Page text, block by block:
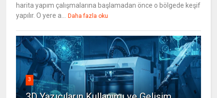
harita yapım çalışmalarına başlamadan önce o bölgede keşif
yapılır. O yere a... Daha fazla oku
3